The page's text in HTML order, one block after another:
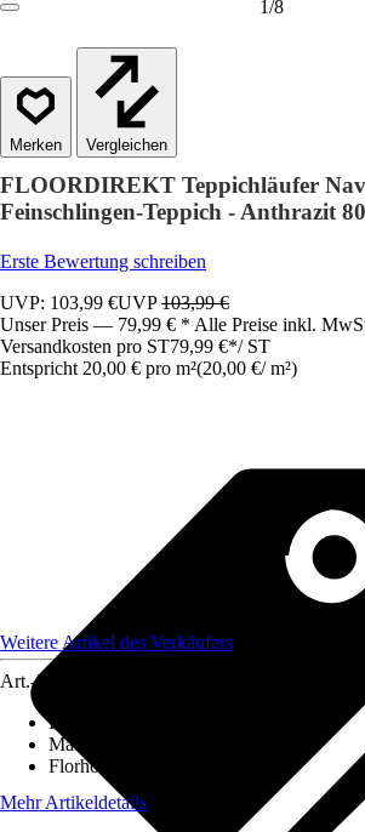
1/8
Vergleichen
FLOORDIREKT Teppichläufer
Feinschlingen-Teppich - Anthrazit
Erste Bewertung schreiben
UVP: 103,99 €UVP103,99 €
Unser Preis — 79,99 € * Alle Preise inkl.
Versandkosten pro ST79,99 €*/ ST
Entspricht 20,00 € pro m²(20,00 €/ m²)
Weitere Artikel des Verkäufers
Art.-Nr.
Pflegehinweis
Material
Florhöhe (ca.)
Mehr Artikeldetails